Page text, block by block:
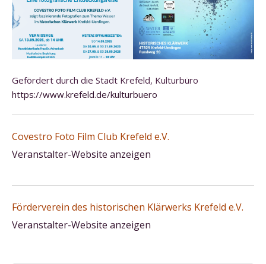
Gefördert durch die Stadt Krefeld, Kulturbüro
https://www.krefeld.de/kulturbuero
Covestro Foto Film Club Krefeld e.V.
Veranstalter-Website anzeigen
Förderverein des historischen Klärwerks Krefeld e.V.
Veranstalter-Website anzeigen